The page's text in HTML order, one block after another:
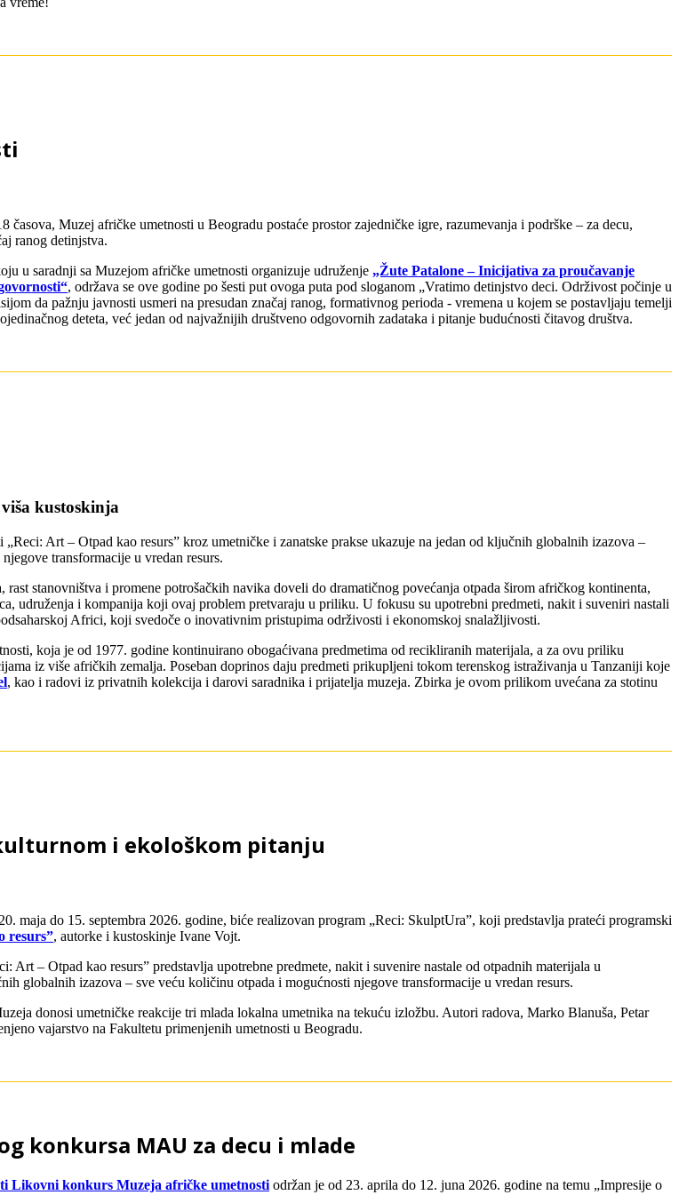
časova, Muzej afričke umetnosti u Beogradu postaće prostor zajedničke igre, razumevanja i podrške – za decu,
ranog detinjstva.
u saradnji sa Muzejom afričke umetnosti organizuje udruženje „Žute Patalone – Inicijativa za proučavanje
, održava se ove godine po šesti put ovoga puta pod sloganom „Vratimo detinjstvo deci. Održivost počinje u
da pažnju javnosti usmeri na presudan značaj ranog, formativnog perioda - vremena u kojem se postavljaju temelji
deteta, već jedan od najvažnijih društveno odgovornih zadataka i pitanje budućnosti čitavog društva.
kustoskinja
Art – Otpad kao resurs” kroz umetničke i zanatske prakse ukazuje na jedan od ključnih globalnih izazova –
transformacije u vredan resurs.
rast stanovništva i promene potrošačkih navika doveli do dramatičnog povećanja otpada širom afričkog kontinenta,
udruženja i kompanija koji ovaj problem pretvaraju u priliku. U fokusu su upotrebni predmeti, nakit i suveniri nastali
Africi, koji svedoče o inovativnim pristupima održivosti i ekonomskoj snalažljivosti.
koja je od 1977. godine kontinuirano obogaćivana predmetima od recikliranih materijala, a za ovu priliku
iz više afričkih zemalja. Poseban doprinos daju predmeti prikupljeni tokom terenskog istraživanja u Tanzaniji koje
, kao i radovi iz privatnih kolekcija i darovi saradnika i prijatelja muzeja. Zbirka je ovom prilikom uvećana za stotinu
i ekološkom pitanju
maja do 15. septembra 2026. godine, biće realizovan program „Reci: SkulptUra”, koji predstavlja prateći programski
resurs”, autorke i kustoskinje Ivane Vojt.
Art – Otpad kao resurs” predstavlja upotrebne predmete, nakit i suvenire nastale od otpadnih materijala u
globalnih izazova – sve veću količinu otpada i mogućnosti njegove transformacije u vredan resurs.
donosi umetničke reakcije tri mlada lokalna umetnika na tekuću izložbu. Autori radova, Marko Blanuša, Petar
vajarstvo na Fakultetu primenjenih umetnosti u Beogradu.
konkursa MAU za decu i mlade
Likovni konkurs Muzeja afričke umetnosti održan je od 23. aprila do 12. juna 2026. godine na temu „Impresije o